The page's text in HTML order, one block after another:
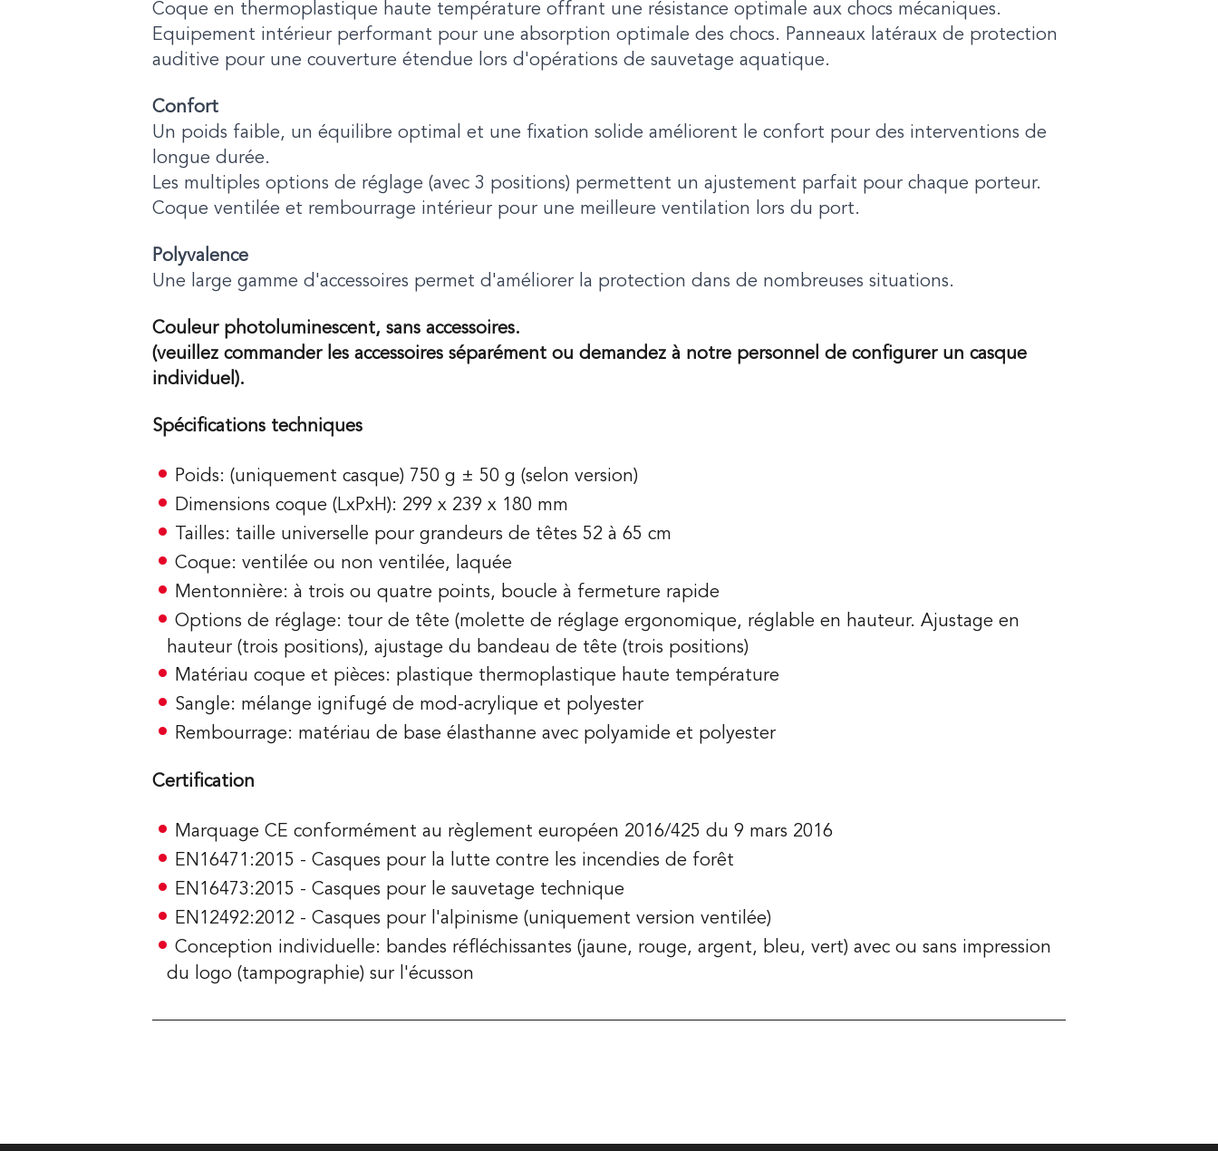
Coque en thermoplastique haute température offrant une résistance optimale aux chocs mécaniques.
Equipement intérieur performant pour une absorption optimale des chocs. Panneaux latéraux de protection
auditive pour une couverture étendue lors d'opérations de sauvetage aquatique.
Confort
Un poids faible, un équilibre optimal et une fixation solide améliorent le confort pour des interventions de
longue durée.
Les multiples options de réglage (avec 3 positions) permettent un ajustement parfait pour chaque porteur.
Coque ventilée et rembourrage intérieur pour une meilleure ventilation lors du port.
Polyvalence
Une large gamme d'accessoires permet d'améliorer la protection dans de nombreuses situations.
Couleur photoluminescent, sans accessoires.
(veuillez commander les accessoires séparément ou demandez à notre personnel de configurer un casque
individuel).
Spécifications techniques
Poids: (uniquement casque) 750 g ± 50 g (selon version)
Dimensions coque (LxPxH): 299 x 239 x 180 mm
Tailles: taille universelle pour grandeurs de têtes 52 à 65 cm
Coque: ventilée ou non ventilée, laquée
Mentonnière: à trois ou quatre points, boucle à fermeture rapide
Options de réglage: tour de tête (molette de réglage ergonomique, réglable en hauteur. Ajustage en
hauteur (trois positions), ajustage du bandeau de tête (trois positions)
Matériau coque et pièces: plastique thermoplastique haute température
Sangle: mélange ignifugé de mod-acrylique et polyester
Rembourrage: matériau de base élasthanne avec polyamide et polyester
Certification
Marquage CE conformément au règlement européen 2016/425 du 9 mars 2016
EN16471:2015 - Casques pour la lutte contre les incendies de forêt
EN16473:2015 - Casques pour le sauvetage technique
EN12492:2012 - Casques pour l'alpinisme (uniquement version ventilée)
Conception individuelle: bandes réfléchissantes (jaune, rouge, argent, bleu, vert) avec ou sans impression
du logo (tampographie) sur l'écusson